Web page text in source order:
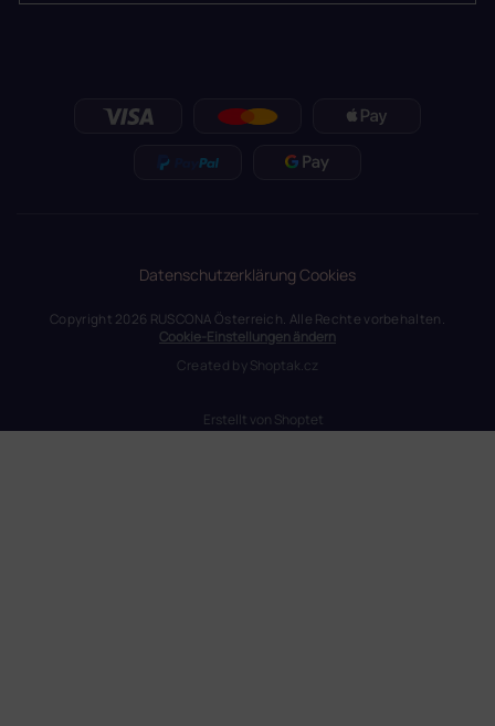
DatenschutzerklärungCookies
Erstellt von Shoptet
Copyright 2026 RUSCONA Österreich. Alle Rechte vorbehalten.
Cookie-Einstellungen ändern
Created byShoptak.cz